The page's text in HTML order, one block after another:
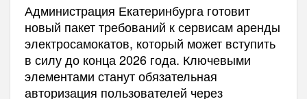
Администрация Екатеринбурга готовит
новый пакет требований к сервисам аренды
электросамокатов, который может вступить
в силу до конца 2026 года. Ключевыми
элементами станут обязательная
авторизация пользователей через